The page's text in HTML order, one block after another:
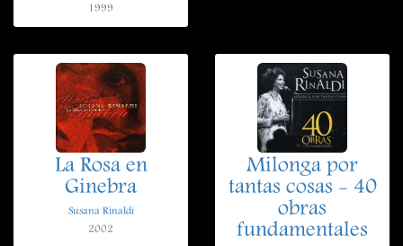
1999
La Rosa en
Ginebra
Susana Rinaldi
2002
Milonga por
tantas cosas - 40
obras
fundamentales